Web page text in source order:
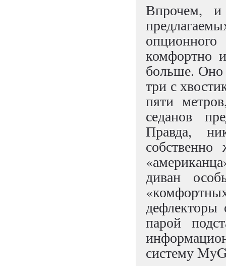
Впрочем, и
комфортно
больше. Оно
три с
пяти
седанов
Правда,
собственно
диван
дефлекторы
парой
систему